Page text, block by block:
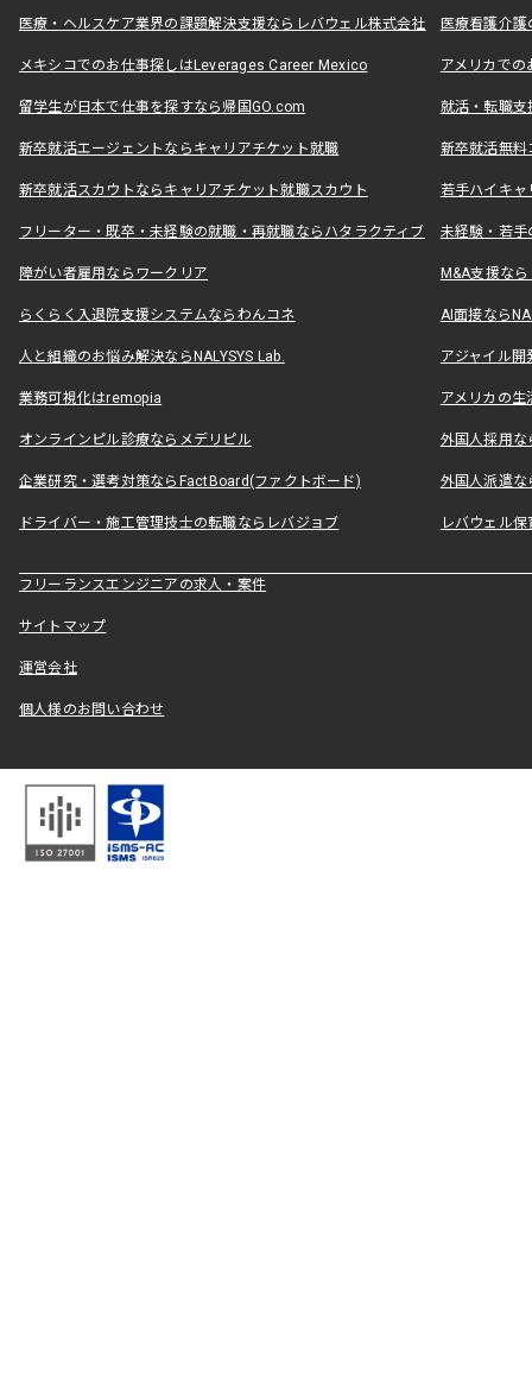
医療・ヘルスケア業界の課題解決支援ならレバウェル株式会社 医療看護介
メキシコでのお仕事探しはLeverages Career Mexico アメリカで
留学生が日本で仕事を探すなら帰国GO.com 就活・転職
新卒就活エージェントならキャリアチケット就職 新卒就活無料
新卒就活スカウトならキャリアチケット就職スカウト 若手ハイキ
フリーター・既卒・未経験の就職・再就職ならハタラクティブ 未経験・若手
障がい者雇用ならワークリア M&A支援な
らくらく入退院支援システムならわんコネ AI面接なら
人と組織のお悩み解決ならNALYSYS Lab. アジャイル
業務可視化はremopia アメリカの
オンラインピル診療ならメデリピル 外国人採用
企業研究・選考対策ならFactBoard(ファクトボード) 外国人派遣な
ドライバー・施工管理技士の転職ならレバジョブ レバウェル
フリーランスエンジニアの求人・案件
サイトマップ
運営会社
個人様のお問い合わせ